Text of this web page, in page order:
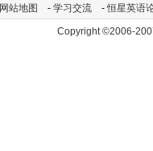
网站地图 - 学习交流 -恒星英语
Copyright ©2006-